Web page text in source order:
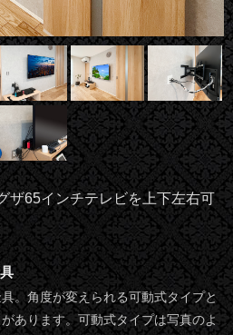
ザ65インチテレビを上下左右可
。角度が変えられる可動式タイプと
あります。可動式タイプは写真のよ